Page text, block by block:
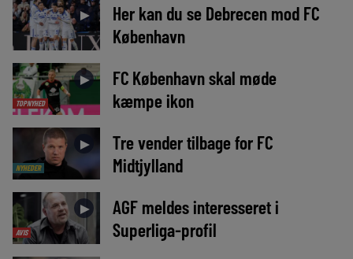
►
Her kan du se Debrecen mod FC
København
TOPNYHED
►
FC København skal møde
kæmpe ikon
NYHEDER
►
Tre vender tilbage for FC
Midtjylland
AVIS
►
AGF meldes interesseret i
Superliga-profil